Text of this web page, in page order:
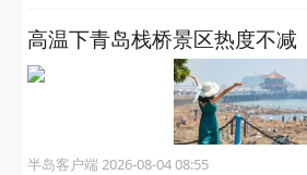
高温下青岛栈桥景区热度不减
半岛客户端 2026-08-04 08:55